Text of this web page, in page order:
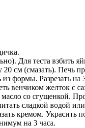
Для теста взбить
см (смазать). Печь
из формы. Разрезать на
венчиком желток с
со сгущенкой.
сладкой водой
кремом. Украсить
на 3 часа.